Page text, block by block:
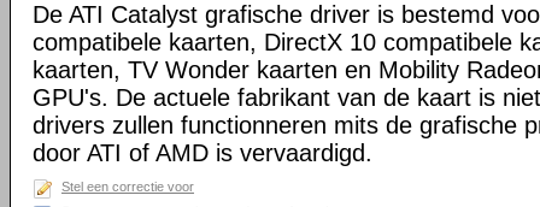
De ATI Catalyst grafische driver is bestemd
compatibele kaarten, DirectX 10 compatibele
kaarten, TV Wonder kaarten en Mobility
GPU's. De actuele fabrikant van de kaart is
drivers zullen functionneren mits de grafische
door ATI of AMD is vervaardigd.
Stel een correctie voor